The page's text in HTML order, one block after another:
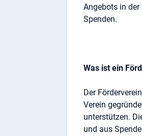
Angebots in
Spenden.
Was ist ein
Der
Verein
unterstützen.
und aus